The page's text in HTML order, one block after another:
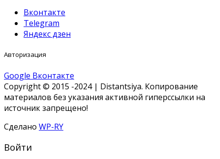
Вконтакте
Telegram
Яндекс дзен
Авторизация
Google Вконтакте
Copyright © 2015 -2024 | Distantsiya. Копирование
материалов без указания активной гиперссылки на
источник запрещено!
Сделано WP-RY
Войти